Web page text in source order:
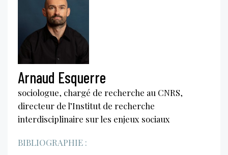
Arnaud Esquerre
sociologue, chargé de recherche au CNRS,
directeur de l’Institut de recherche
interdisciplinaire sur les enjeux sociaux
BIBLIOGRAPHIE :